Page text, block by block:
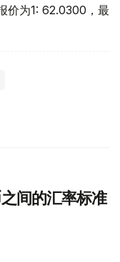
价为1: 62.0300，最
间的汇率标准